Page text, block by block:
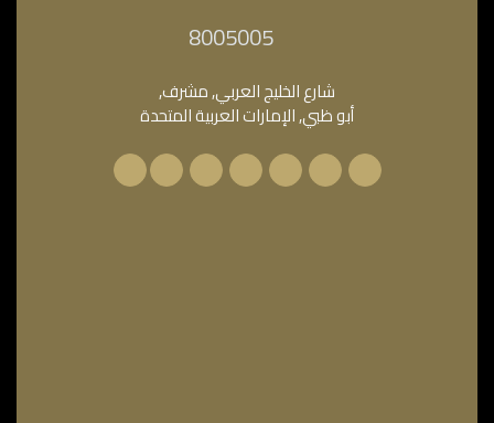
شارع الخليج العربي, مشرف,
أبو ظبي, الإمارات العربية المتحدة